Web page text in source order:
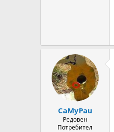
CaMyPau
Редовен
Потребител